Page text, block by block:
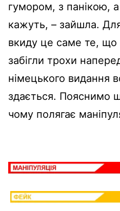
гумором, з панікою,
кажуть, – зайшла.
вкиду це саме те,
забігли трохи
німецького видання
здається. Пояснимо
чому полягає